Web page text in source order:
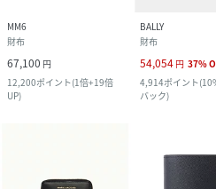
MM6
財布
67,100 円
12,200ポイント(1倍+19倍
UP)
BALLY
財布
54,054 円 37%
4,914ポイント(
バック)